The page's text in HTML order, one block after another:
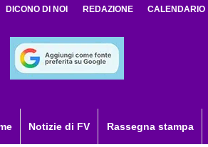
DICONO DI NOI REDAZIONE CALENDARIO
Notizie di FV Rassegna stampa